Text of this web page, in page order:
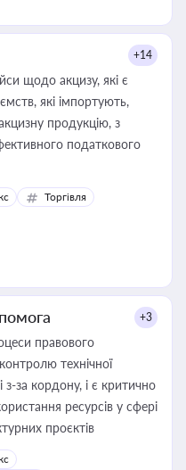
+14
щодо акцизу, які є
які імпортують,
продукцію, з
податкового
Торгівля
+3
правового
технічної
за кордону, і є критично
ресурсів у сфері
проєктів